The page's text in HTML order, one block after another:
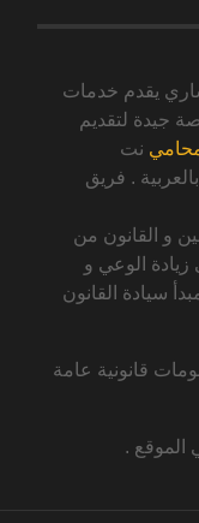
يقدم خدمات
جيدة لتقديم
نت
. فريق
و القانون من
زيادة الوعي و
سيادة القانون
قانونية عامة
الموقع .